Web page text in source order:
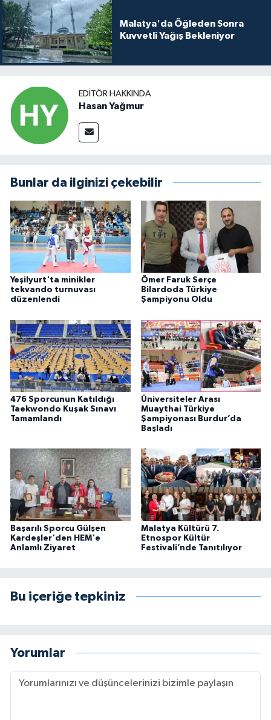
Malatya'da Öğleden Sonra
Kuvvetli Yağış Bekleniyor
EDITÖR HAKKINDA
Hasan Yağmur
Bunlar da ilginizi çekebilir
Yeşilyurt'ta minikler
tekvando turnuvası
düzenlendi
Ömer Faruk Serçe
Bilardoda Türkiye
Şampiyonu Oldu
476 Sporcunun Katıldığı
Taekwondo Kuşak Sınavı
Tamamlandı
Üniversiteler Arası
Muaythai Türkiye
Şampiyonası Burdur’da
Başladı
Başarılı Sporcu Gülşen
Kardeşler'den HEM'e
Anlamlı Ziyaret
Malatya Kültürü 7.
Etnospor Kültür
Festivali’nde Tanıtılıyor
Bu içeriğe tepkiniz
Yorumlar